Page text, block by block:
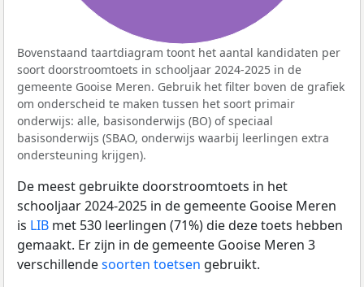
Bovenstaand taartdiagram toont het aantal kandidaten per
soort doorstroomtoets in schooljaar 2024-2025 in de
gemeente Gooise Meren. Gebruik het filter boven de grafiek
om onderscheid te maken tussen het soort primair
onderwijs: alle, basisonderwijs (BO) of speciaal
basisonderwijs (SBAO, onderwijs waarbij leerlingen extra
ondersteuning krijgen).
De meest gebruikte doorstroomtoets in het
schooljaar 2024-2025 in de gemeente Gooise Meren
is LIB met 530 leerlingen (71%) die deze toets hebben
gemaakt. Er zijn in de gemeente Gooise Meren 3
verschillendesoorten toetsen gebruikt.